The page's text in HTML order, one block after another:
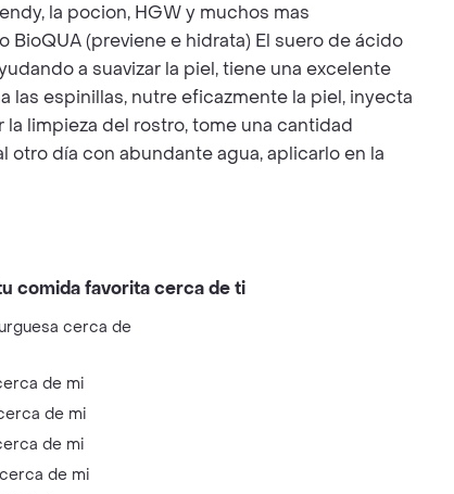
la pocion, HGW y muchos mas
(previene e hidrata) El suero de ácido
a suavizar la piel, tiene una excelente
las espinillas, nutre eficazmente la piel, inyecta
limpieza del rostro, tome una cantidad
día con abundante agua, aplicarlo en la
comida favorita cerca de ti
cerca de
de mi
de mi
de mi
de mi